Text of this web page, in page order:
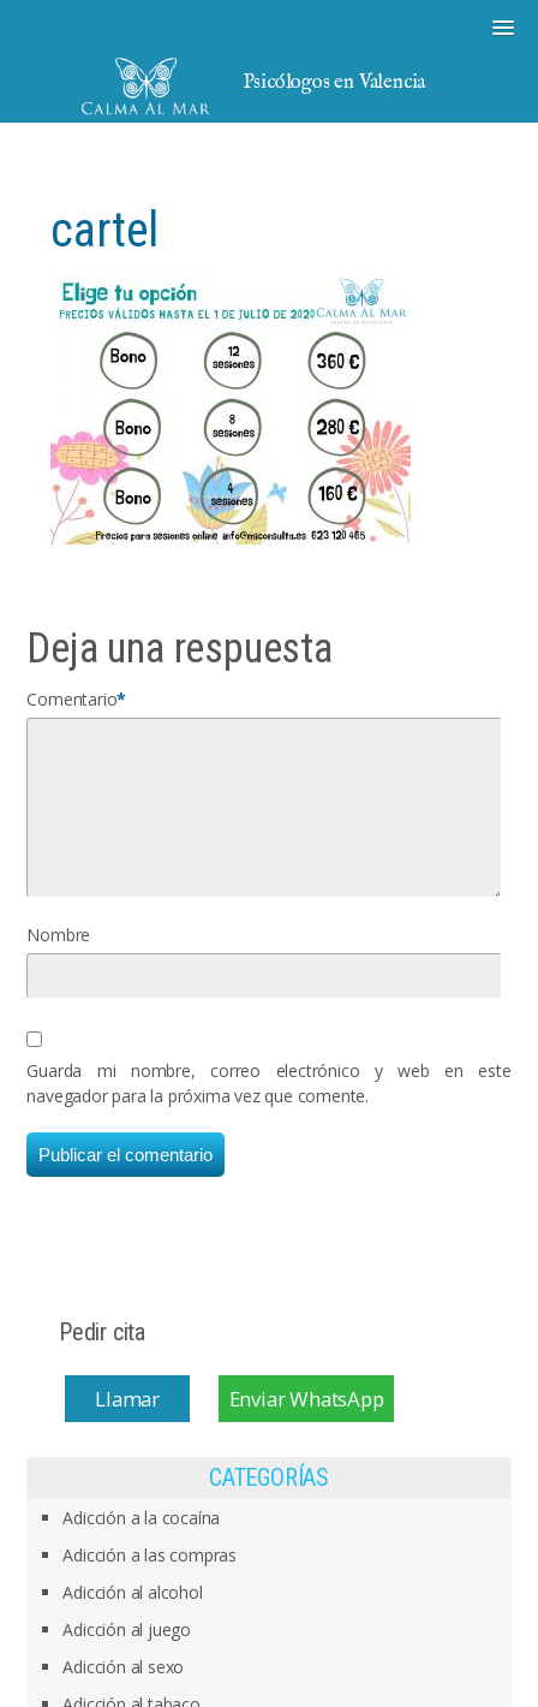
Psicólogos en Valencia
cartel
Deja una respuesta
Comentario*
Nombre
Guarda mi nombre, correo electrónico y web en este
navegador para la próxima vez que comente.
Pedir cita
Llamar Enviar WhatsApp
CATEGORÍAS
Adicción a la cocaína
Adicción a las compras
Adicción al alcohol
Adicción al juego
Adicción al sexo